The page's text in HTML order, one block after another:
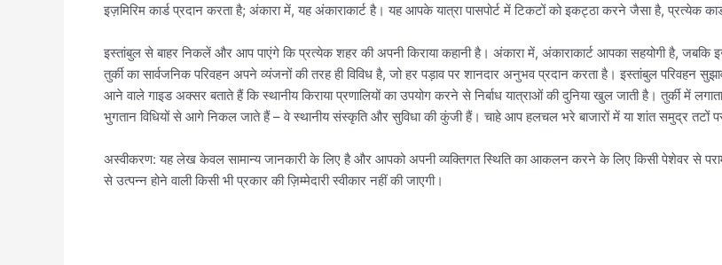
इज़मिरिम कार्ड प्रदान करता है; अंकारा में, यह अंकाराकार्ट है। यह आपके यात्रा पासपोर्ट में टिकटों को इकट्ठा करने जैसा है, प्रत्येक
इस्तांबुल से बाहर निकलें और आप पाएंगे कि प्रत्येक शहर की अपनी किराया कहानी है। अंकारा में, अंकाराकार्ट आपका सहयोगी है, जबकि
तुर्की का सार्वजनिक परिवहन अपने व्यंजनों की तरह ही विविध है, जो हर पड़ाव पर शानदार अनुभव प्रदान करता है। इस्तांबुल परिवहन
आने वाले गाइड अक्सर बताते हैं कि स्थानीय किराया प्रणालियों का उपयोग करने से निर्बाध यात्राओं की दुनिया खुल जाती है। तुर्की में
भुगतान विधियों से आगे निकल जाते हैं – वे स्थानीय संस्कृति और सुविधा की कुंजी हैं। चाहे आप हलचल भरे बाजारों में या शांत समुद्र तटों
अस्वीकरण: यह लेख केवल सामान्य जानकारी के लिए है और आपको अपनी व्यक्तिगत स्थिति का आकलन करने के लिए किसी पेशेवर से
से उत्पन्न होने वाली किसी भी प्रकार की ज़िम्मेदारी स्वीकार नहीं की जाएगी।